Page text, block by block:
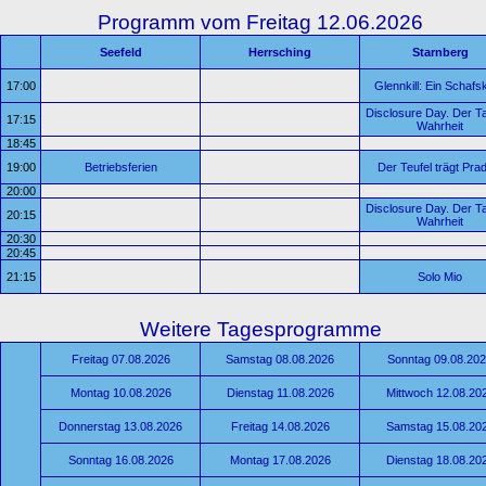
Programm vom Freitag 12.06.2026
Seefeld Herrsching Starnberg
17:00 Glennkill: Ein
17:15
Disclosure Day. Der
Wahrheit
18:45
19:00
Betriebsferien
Der Teufel trägt
20:00
20:15
Disclosure Day. Der
Wahrheit
20:30
20:45
21:15
Solo Mio
Weitere Tagesprogramme
Freitag 07.08.2026 Samstag 08.08.2026 Sonntag
Montag 10.08.2026 Dienstag 11.08.2026 Mittwoch
Donnerstag 13.08.2026 Freitag 14.08.2026 Samstag
Sonntag 16.08.2026 Montag 17.08.2026 Dienstag